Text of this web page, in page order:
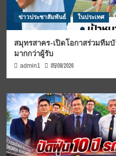
ข่าวประชาสัมพันธ์ ในประเทศ
สมุทรสาคร-เปิดโอกาสร่วมทีม
มากกว่าผู้รับ
admin1 05/08/2026